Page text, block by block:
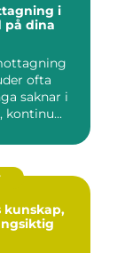
i
ofta
saknar i
kontinu...